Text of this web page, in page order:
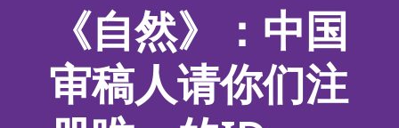
《自然》：中国
审稿人请你们注